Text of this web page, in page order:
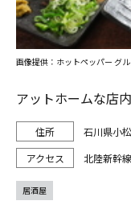
アットホームな店
石川県小
北陸新幹
画像提供：ホットペッパー グ
居酒屋